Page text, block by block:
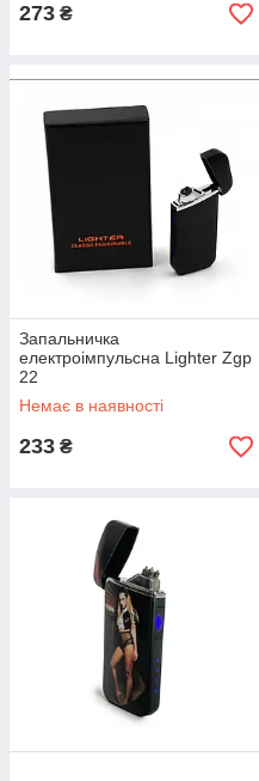
273 ₴
Запальничка
електроімпульсна Lighter Zgp
22
Немає в наявності
233 ₴